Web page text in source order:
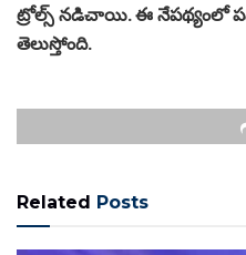
ట్రోల్స్ నడిచాయి. ఈ నేపథ్యంలో
తెలుస్తోంది.
Related Posts